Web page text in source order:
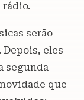
rádio.
serão
eles
segunda
que